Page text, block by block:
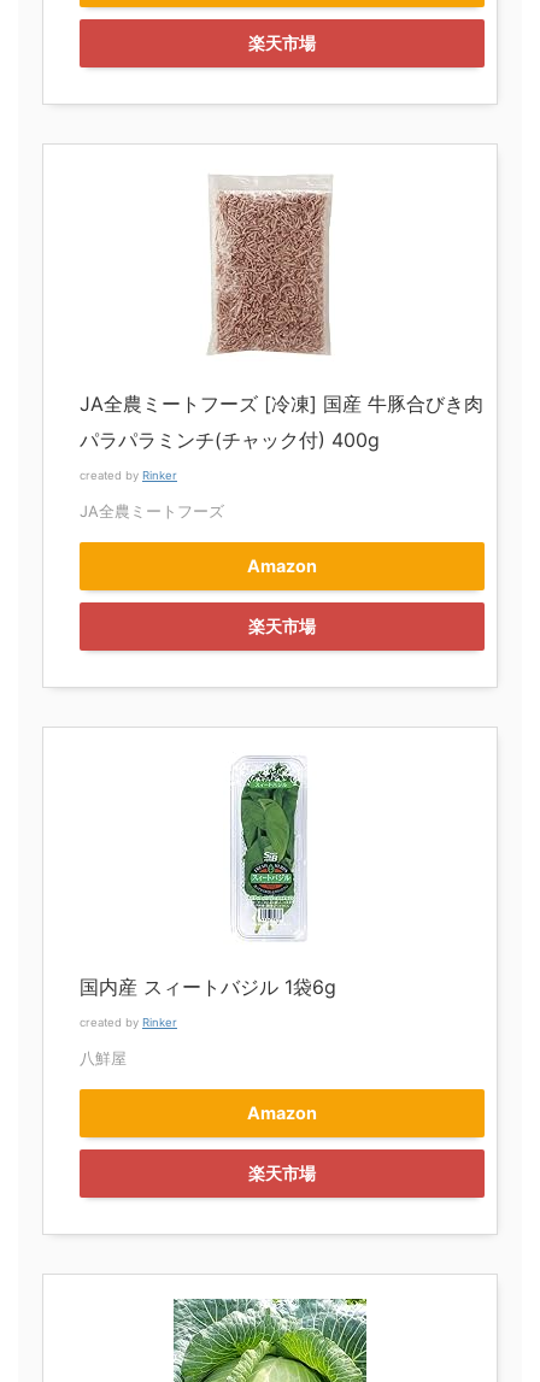
楽天市場
JA全農ミートフーズ [冷凍] 国産 牛豚合びき肉
パラパラミンチ(チャック付) 400g
created by Rinker
JA全農ミートフーズ
Amazon
楽天市場
国内産 スィートバジル 1袋6g
created by Rinker
八鮮屋
Amazon
楽天市場